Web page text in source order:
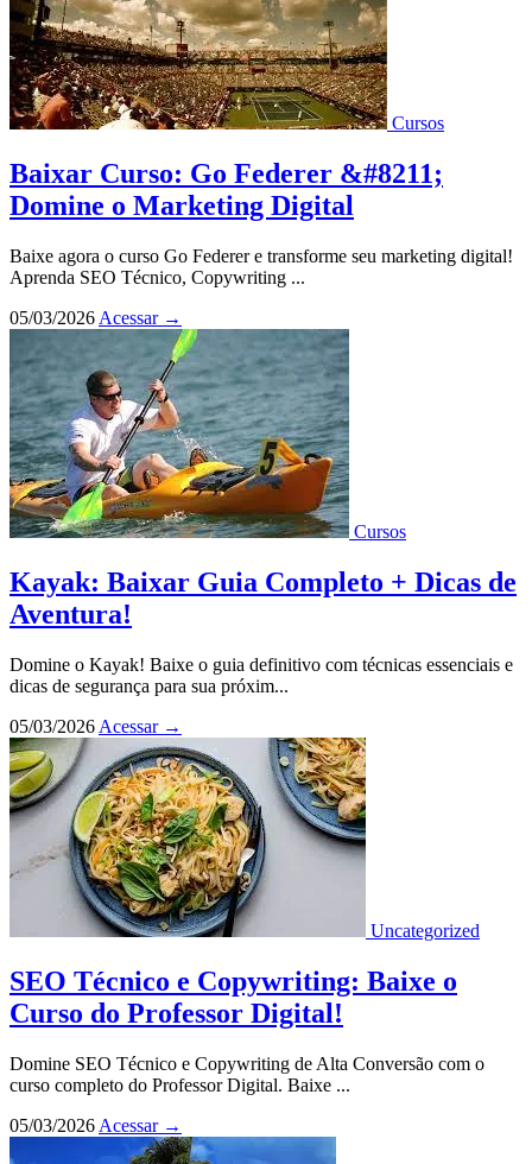
Cursos
Baixar Curso: Go Federer &#8211;
Domine o Marketing Digital
Baixe agora o curso Go Federer e transforme seu marketing digital!
Aprenda SEO Técnico, Copywriting ...
05/03/2026 Acessar →
Cursos
Kayak: Baixar Guia Completo + Dicas de
Aventura!
Domine o Kayak! Baixe o guia definitivo com técnicas essenciais e
dicas de segurança para sua próxim...
05/03/2026 Acessar →
Uncategorized
SEO Técnico e Copywriting: Baixe o
Curso do Professor Digital!
Domine SEO Técnico e Copywriting de Alta Conversão com o
curso completo do Professor Digital. Baixe ...
05/03/2026 Acessar →